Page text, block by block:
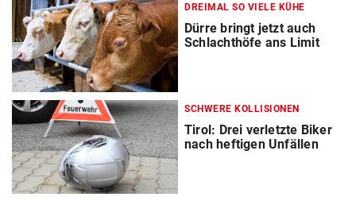
DREIMAL SO VIELE KÜHE
Dürre bringt jetzt auch
Schlachthöfe ans Limit
SCHWERE KOLLISIONEN
Tirol: Drei verletzte Biker
nach heftigen Unfällen